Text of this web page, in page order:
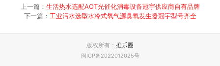
上一篇： 生活热水选配AOT光催化消毒设备冠宇供应商自有品牌
下一篇： 工业污水选型水冷式氧气源臭氧发生器冠宇型号齐全
版权所有： 推乐圈
闽ICP备2022012025号